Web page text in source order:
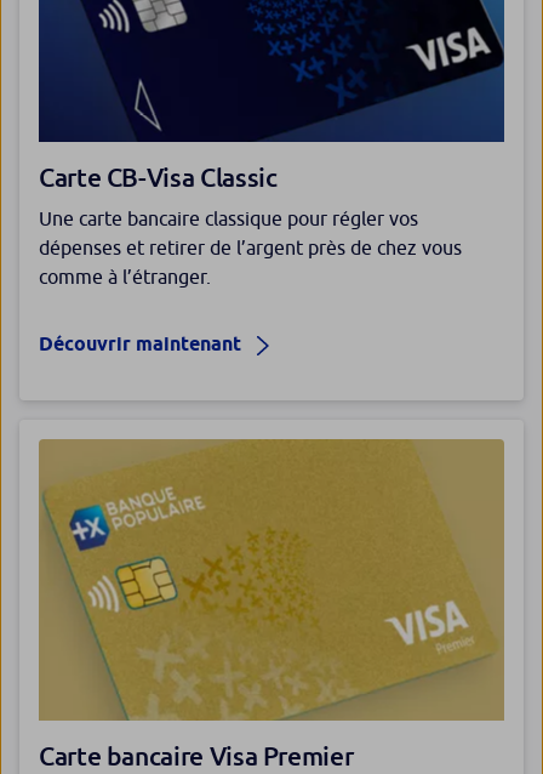
Carte CB-Visa Classic
Une carte bancaire classique pour régler vos
dépenses et retirer de l’argent près de chez vous
comme à l’étranger.
Découvrir maintenant
Carte bancaire Visa Premier